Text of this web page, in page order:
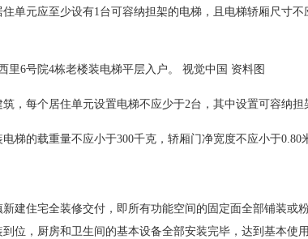
元应至少设有1台可容纳担架的电梯，且电梯轿厢尺寸不
6号院4栋老楼装电梯平层入户。 视觉中国 资料图
每个居住单元设置电梯不应少于2台，其中设置可容纳担
的载重量不应小于300千克，轿厢门净宽度不应小于0.80
住宅全装修交付，即所有功能空间的固定面全部铺装或
位，厨房和卫生间的基本设备全部安装完毕，达到基本使用